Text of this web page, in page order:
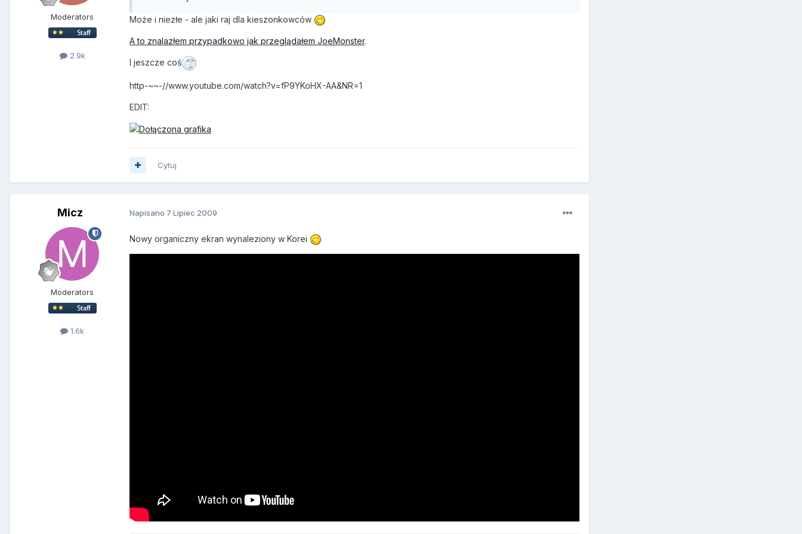
Moderators
2.9k
Może i niezłe - ale jaki raj dla kieszonkowców
A to znalazłem przypadkowo jak przeglądałem JoeMonster.
I jeszcze coś
http-~~-//www.youtube.com/watch?v=fP9YKoHX-AA&NR=1
EDIT:
Cytuj
Micz
Moderators
1.6k
Napisano 7 Lipiec 2009
Nowy organiczny ekran wynaleziony w Korei